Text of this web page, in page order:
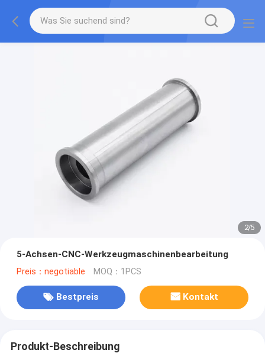
2/5
5-Achsen-CNC-Werkzeugmaschinenbearbeitung
Preis：negotiable MOQ：1PCS
Bestpreis Kontakt
Produkt-Beschreibung